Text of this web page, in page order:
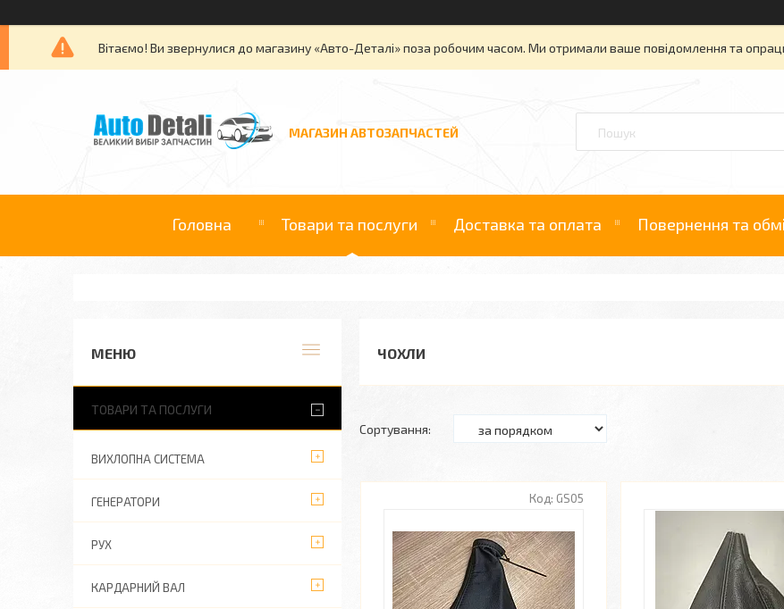
Вітаємо! Ви звернулися до магазину «Авто-Деталі» поза робочим часом. Ми отримали ваше повідомлення та
МАГАЗИН АВТОЗАПЧАСТЕЙ
Головна Товари та послуги Доставка та оплата Повернення та
ЧОХЛИ
GS05
ТОВАРИ ТА ПОСЛУГИ
ВИХЛОПНА СИСТЕМА
ГЕНЕРАТОРИ
РУХ
КАРДАРНИЙ ВАЛ